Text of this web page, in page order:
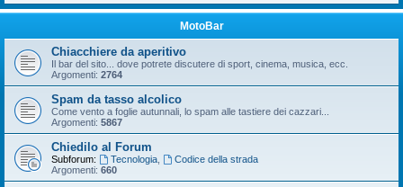
MotoBar
Chiacchiere da aperitivo
Il bar del sito... dove potrete discutere di sport, cinema, musica, ecc.
Argomenti: 2764
Spam da tasso alcolico
Come vento a foglie autunnali, lo spam alle tastiere dei cazzari...
Argomenti: 5867
Chiedilo al Forum
Subforum: Tecnologia,
Codice della strada
Argomenti: 660